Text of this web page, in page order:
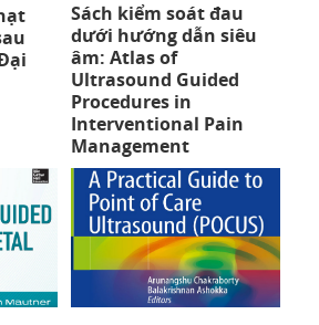
Sách kiểm soát đau
dưới hướng dẫn siêu
âm: Atlas of
Ultrasound Guided
Procedures in
Interventional Pain
Management